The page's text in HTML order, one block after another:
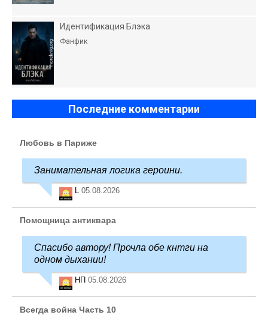
Идентификация Блэка
Фанфик
Последние комментарии
Любовь в Париже
Занимательная логика героини.
L 05.08.2026
Помощница антиквара
Спасибо автору! Прочла обе кнтги на
одном дыхании!
НП 05.08.2026
Всегда война Часть 10